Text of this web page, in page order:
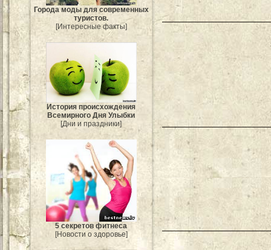
Города моды для современных
туристов.
[Интересные факты]
История происхождения
Всемирного Дня Улыбки
[Дни и праздники]
5 секретов фитнеса
[Новости о здоровье]